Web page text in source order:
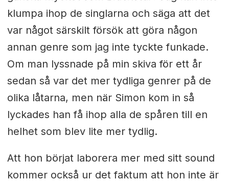
klumpa ihop de singlarna och säga att det
var något särskilt försök att göra någon
annan genre som jag inte tyckte funkade.
Om man lyssnade på min skiva för ett år
sedan så var det mer tydliga genrer på de
olika låtarna, men när Simon kom in så
lyckades han få ihop alla de spåren till en
helhet som blev lite mer tydlig.
Att hon börjat laborera mer med sitt sound
kommer också ur det faktum att hon inte är